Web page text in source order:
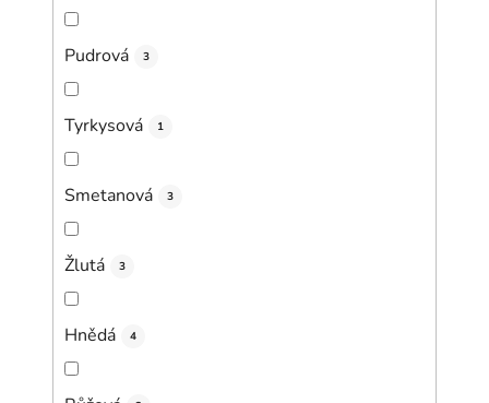
Pudrová 3
Tyrkysová 1
Smetanová 3
Žlutá 3
Hnědá 4